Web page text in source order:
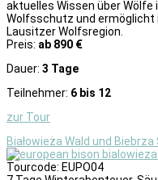
aktuelles Wissen über Wölfe
Wolfsschutz und ermöglicht
Lausitzer Wolfsregion.
Preis: ab 890 €
Dauer: 3 Tage
Teilnehmer: 6 bis 12
zur Tour
Białowieża Wald und
Tourcode: EUPO04